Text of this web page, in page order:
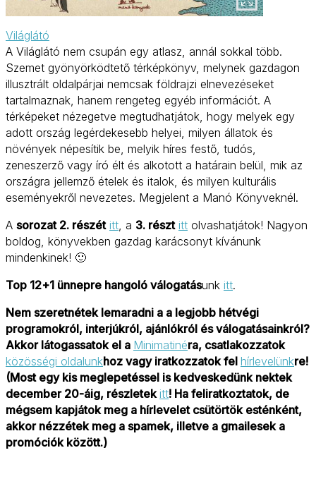
Világlátó
A Világlátó nem csupán egy atlasz, annál sokkal több.
Szemet gyönyörködtető térképkönyv, melynek gazdagon
illusztrált oldalpárjai nemcsak földrajzi elnevezéseket
tartalmaznak, hanem rengeteg egyéb információt. A
térképeket nézegetve megtudhatjátok, hogy melyek egy
adott ország legérdekesebb helyei, milyen állatok és
növények népesítik be, melyik híres festő, tudós,
zeneszerző vagy író élt és alkotott a határain belül, mik az
országra jellemző ételek és italok, és milyen kulturális
eseményekről nevezetes. Megjelent a Manó Könyveknél.
A sorozat 2. részét itt , a 3. részt itt olvashatjátok! Nagyon
boldog, könyvekben gazdag karácsonyt kívánunk
mindenkinek! 🙂
Top 12+1 ünnepre hangoló válogatásunk itt.
Nem szeretnétek lemaradni a a legjobb hétvégi
programokról, interjúkról, ajánlókról és válogatásainkról?
Akkor látogassatok el a Minimatinéra, csatlakozzatok
közösségi oldalunkhoz vagy iratkozzatok fel hírlevelünkre!
(Most egy kis meglepetéssel is kedveskedünk nektek
december 20-áig, részletekitt! Ha feliratkoztatok, de
mégsem kapjátok meg a hírlevelet csütörtök esténként,
akkor nézzétek meg a spamek, illetve a gmailesek a
promóciók között.)